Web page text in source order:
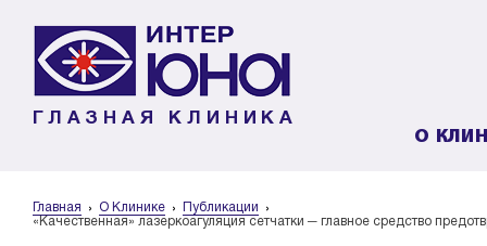
ГЛАЗНАЯ КЛИНИКА
О
Главная О Клинике
Публикации
«Качественная» лазеркоагуляция сетчатки ─ главное средство